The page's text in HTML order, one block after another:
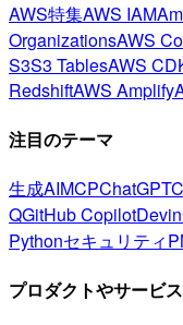
AWS特集AWS IAM
OrganizationsAWS
S3S3 TablesAWS
RedshiftAWS Amplify
注目のテーマ
生成AIMCPChatGPT
QGitHub CopilotDevin
Pythonセキュリティ
プロダクトやサービ